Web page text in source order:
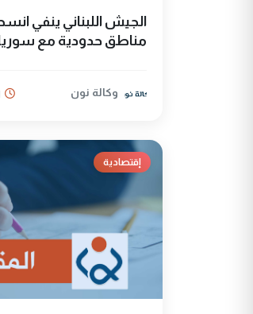
الجيش اللبناني ينفي
مناطق حدودية مع
وكالة نون
إقتصادية